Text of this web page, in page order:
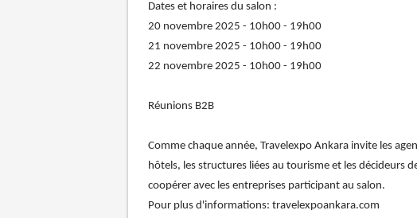
Dates et horaires du salon :
20 novembre 2025 - 10h00 - 19h00
21 novembre 2025 - 10h00 - 19h00
22 novembre 2025 - 10h00 - 19h00
Réunions B2B
Comme chaque année, Travelexpo Ankara invite les
hôtels, les structures liées au tourisme et les décideurs
coopérer avec les entreprises participant au salon.
Pour plus d'informations: travelexpoankara.com